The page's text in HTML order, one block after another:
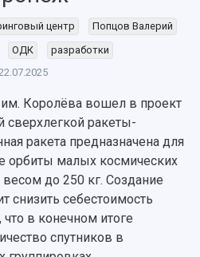
университет?
деятельность
научные коллективы
кадров
должностей научных
совет
центр
Попцов Валерий
ОДК
разработки
Королёва вошел в проект
сверхлегкой ракеты-
ракета предназначена для
орбиты малых космических
до 250 кг. Создание
снизить себестоимость
в конечном итоге
спутников в